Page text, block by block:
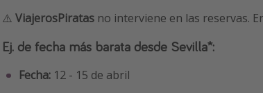
⚠️ ViajerosPiratas no interviene en las reservas.
Ej. de fecha más barata desde Sevilla*:
Fecha: 12 - 15 de abril